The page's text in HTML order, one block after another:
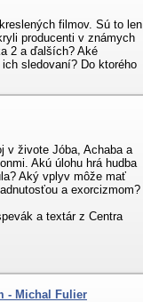
filmov. Sú to len
producenti v známych
2 a ďalších? Aké
sledovaní? Do ktorého
v živote Jóba, Achaba a
Akú úlohu hrá hudba
Aký vplyv môže mať
a exorcizmom?
a textár z Centra
- Michal Fulier